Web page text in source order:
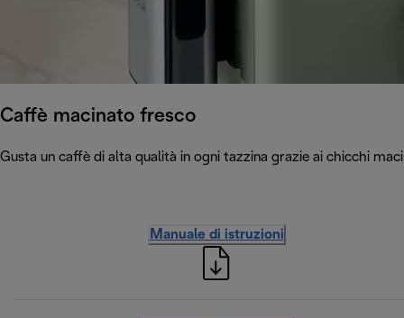
Caffè macinato fresco
Gusta un caffè di alta qualità in ogni tazzina grazie ai chicchi
Manuale di istruzioni